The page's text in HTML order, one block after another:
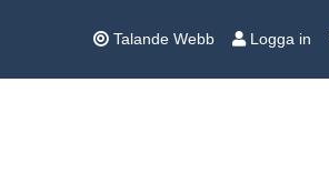
Talande Webb Logga in